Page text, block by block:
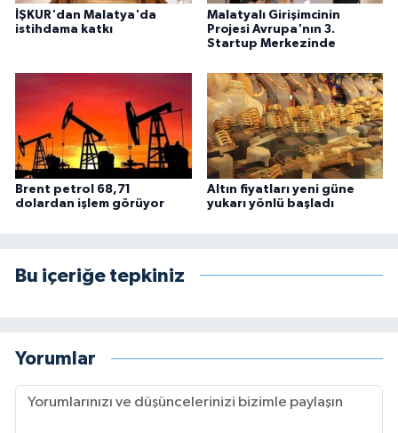
İŞKUR'dan Malatya'da
istihdama katkı
Malatyalı Girişimcinin
Projesi Avrupa'nın 3.
Startup Merkezinde
Brent petrol 68,71
dolardan işlem görüyor
Altın fiyatları yeni güne
yukarı yönlü başladı
Bu içeriğe tepkiniz
Yorumlar